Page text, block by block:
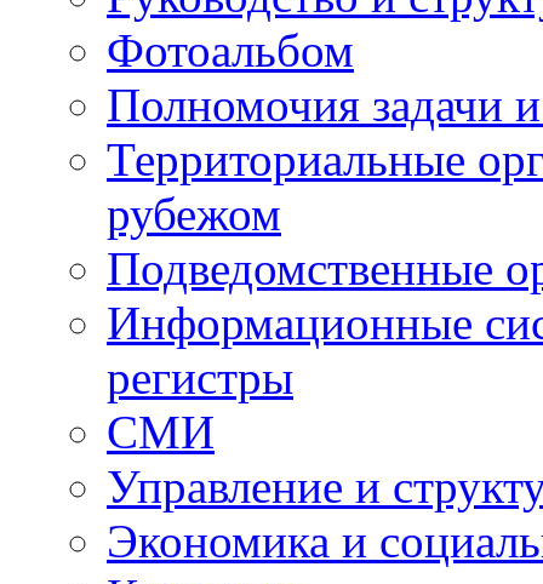
Фотоальбом
Полномочия задачи
Территориальные
рубежом
Подведомственные
Информационные
регистры
СМИ
Управление и
Экономика и